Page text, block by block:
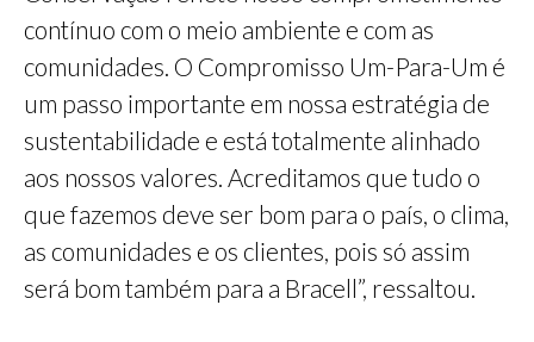
contínuo com o meio ambiente e com as
comunidades. O Compromisso Um-Para-Um é
um passo importante em nossa estratégia de
sustentabilidade e está totalmente alinhado
aos nossos valores. Acreditamos que tudo o
que fazemos deve ser bom para o país, o clima,
as comunidades e os clientes, pois só assim
será bom também para a Bracell”, ressaltou.